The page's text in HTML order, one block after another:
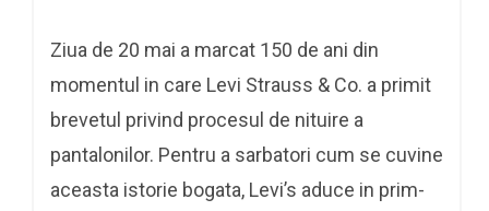
Ziua de 20 mai a marcat 150 de ani din
momentul in care Levi Strauss & Co. a primit
brevetul privind procesul de nituire a
pantalonilor. Pentru a sarbatori cum se cuvine
aceasta istorie bogata, Levi’s aduce in prim-